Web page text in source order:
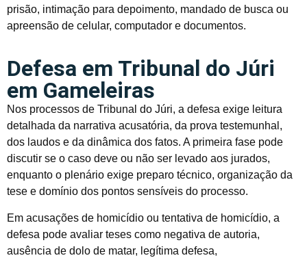
prisão, intimação para depoimento, mandado de busca ou
apreensão de celular, computador e documentos.
Defesa em Tribunal do Júri
em Gameleiras
Nos processos de Tribunal do Júri, a defesa exige leitura
detalhada da narrativa acusatória, da prova testemunhal,
dos laudos e da dinâmica dos fatos. A primeira fase pode
discutir se o caso deve ou não ser levado aos jurados,
enquanto o plenário exige preparo técnico, organização da
tese e domínio dos pontos sensíveis do processo.
Em acusações de homicídio ou tentativa de homicídio, a
defesa pode avaliar teses como negativa de autoria,
ausência de dolo de matar, legítima defesa,